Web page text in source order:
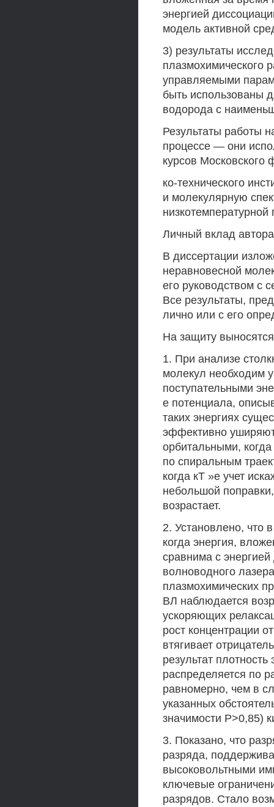
энергией
модель активной
3) результаты
плазмохимического
управляемыми
быть использованы
водорода с
Результаты работы
процессе — они
курсов Московского
ко-технического
и молекулярную
Личный вклад автора
В диссертации
неравновесной
его руководством с
Все результаты,
лично или с его
На защиту
1. При анализе
молекул необходим
поступательными
е потенциала,
таких энергиях
эффективно
орбитальными,
по спиральным
когда кТ »е учет
небольшой
возрастает.
2. Установлено, что
когда энергия,
сравнима с
волноводного
плазмохимических
ВЛ наблюдается
ускоряющих
рост концентрации
втягивает
результат
распределяется по
равномерно, чем в
указанных
значимости Р>0,85)
3. Показано, что
разряда,
высоковольтными
ключевые
разрядов. Стало